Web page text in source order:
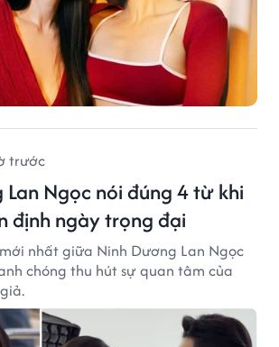
trước
Lan Ngọc nói đúng 4 từ khi
định ngày trọng đại
nhất giữa Ninh Dương Lan Ngọc
chóng thu hút sự quan tâm của